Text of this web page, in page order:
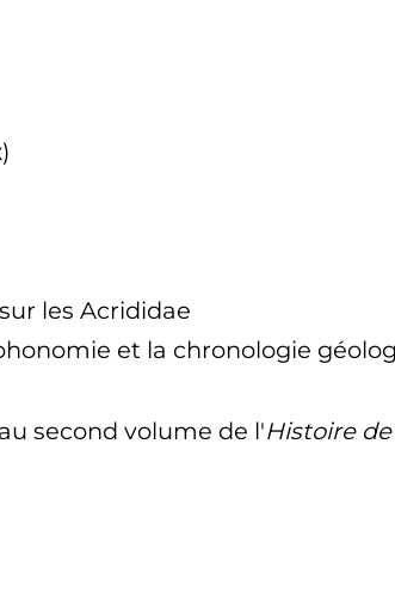
les Acrididae
et la chronologie
second volume de l'Histoire